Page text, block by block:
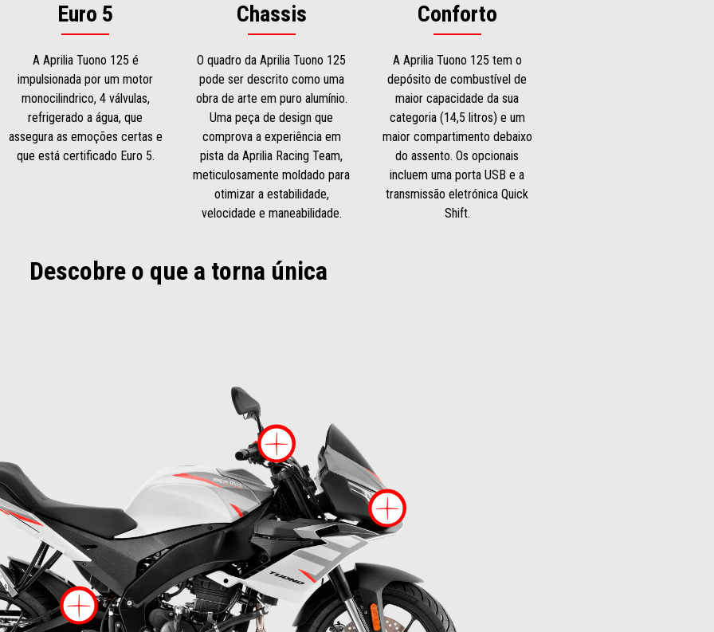
Euro 5
A Aprilia Tuono 125 é
impulsionada por um motor
monocilindrico, 4 válvulas,
refrigerado a água, que
assegura as emoções certas e
que está certificado Euro 5.
Chassis
O quadro da Aprilia Tuono 125
pode ser descrito como uma
obra de arte em puro alumínio.
Uma peça de design que
comprova a experiência em
pista da Aprilia Racing Team,
meticulosamente moldado para
otimizar a estabilidade,
velocidade e maneabilidade.
Conforto
A Aprilia Tuono 125 tem o
depósito de combustível de
maior capacidade da sua
categoria (14,5 litros) e um
maior compartimento debaixo
do assento. Os opcionais
incluem uma porta USB e a
transmissão eletrónica Quick
Shift.
Descobre o que a torna única
Mais informação em
Mais informação em